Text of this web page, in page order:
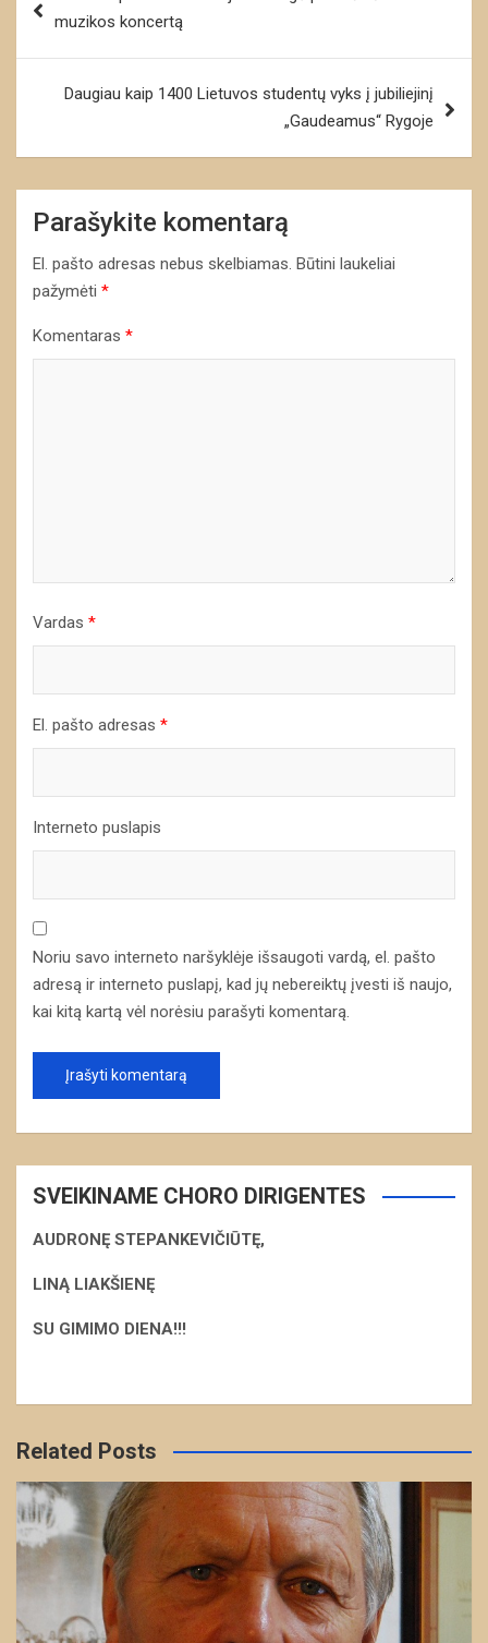
tarpmuzikos koncertą
Daugiau kaip 1400 Lietuvos studentų vyks į jubiliejinį
„Gaudeamus“ Rygoje
Parašykite komentarą
El. pašto adresas nebus skelbiamas. Būtini laukeliai
pažymėti *
Komentaras *
Vardas *
El. pašto adresas *
Interneto puslapis
Noriu savo interneto naršyklėje išsaugoti vardą, el. pašto
adresą ir interneto puslapį, kad jų nebereiktų įvesti iš naujo,
kai kitą kartą vėl norėsiu parašyti komentarą.
SVEIKINAME CHORO DIRIGENTES
AUDRONĘ STEPANKEVIČIŪTĘ,
LINĄ LIAKŠIENĘ
SU GIMIMO DIENA!!!
Related Posts